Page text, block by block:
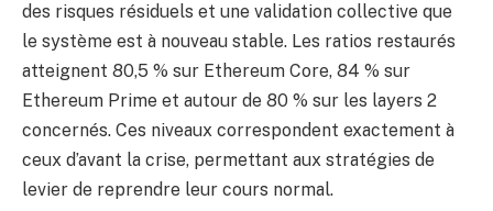
des risques résiduels et une validation collective que
le système est à nouveau stable. Les ratios restaurés
atteignent 80,5 % sur Ethereum Core, 84 % sur
Ethereum Prime et autour de 80 % sur les layers 2
concernés. Ces niveaux correspondent exactement à
ceux d’avant la crise, permettant aux stratégies de
levier de reprendre leur cours normal.